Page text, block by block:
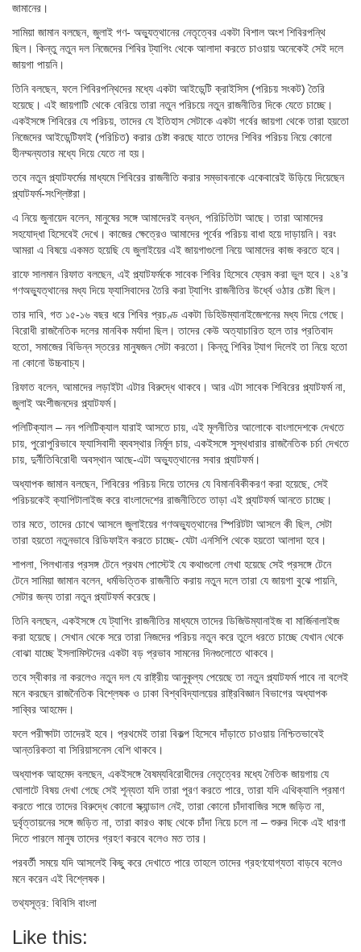
জামানের।
সামিয়া জামান বলছেন, জুলাই গণ- অভ্যুত্থানের নেতৃত্বের একটা বিশাল অংশ শিবিরপন্থি
ছিল। কিন্তু নতুন দল নিজেদের শিবির ট্যাগিং থেকে আলাদা করতে চাওয়ায় অনেকেই সেই দলে
জায়গা পায়নি।
তিনি বলছেন, ফলে শিবিরপন্থিদের মধ্যে একটা আইডেন্টি ক্রাইসিস (পরিচয় সংকট) তৈরি
হয়েছে। এই জায়গাটি থেকে বেরিয়ে তারা নতুন পরিচয়ে নতুন রাজনীতির দিকে যেতে চাচ্ছে।
একইসঙ্গে শিবিরের যে পরিচয়, তাদের যে ইতিহাস সেটাকে একটা গর্বের জায়গা থেকে তারা হয়তো
নিজেদের আইডেন্টিফাই (পরিচিত) করার চেষ্টা করছে যাতে তাদের শিবির পরিচয় নিয়ে কোনো
হীনম্মন্যতার মধ্যে দিয়ে যেতে না হয়।
তবে নতুন প্ল্যাটফর্মের মাধ্যমে শিবিরের রাজনীতি করার সম্ভাবনাকে একেবারেই উড়িয়ে দিয়েছেন
প্ল্যাটফর্ম-সংশ্লিষ্টরা।
এ নিয়ে জুনায়েদ বলেন, মানুষের সঙ্গে আমাদেরই বন্ধন, পরিচিতিটা আছে। তারা আমাদের
সহযোদ্ধা হিসেবেই দেখে। কাজের ক্ষেত্রেও আমাদের পূর্বের পরিচয় বাধা হয়ে দাড়ায়নি। বরং
আমরা এ বিষয়ে একমত হয়েছি যে জুলাইয়ের এই জায়গাগুলো নিয়ে আমাদের কাজ করতে হবে।
রাফে সালমান রিফাত বলছেন, এই প্ল্যাটফর্মকে সাবেক শিবির হিসেবে ফ্রেম করা ভুল হবে। ২৪’র
গণঅভ্যুত্থানের মধ্য দিয়ে ফ্যাসিবাদের তৈরি করা ট্যাগিং রাজনীতির উর্ধ্বে ওঠার চেষ্টা ছিল।
তার দাবি, গত ১৫-১৬ বছর ধরে শিবির প্রচণ্ড একটা ডিহিউম্যানাইজেশনের মধ্য দিয়ে গেছে।
বিরোধী রাজনৈতিক দলের মানবিক মর্যাদা ছিল। তাদের কেউ অত্যাচারিত হলে তার প্রতিবাদ
হতো, সমাজের বিভিন্ন স্তরের মানুষজন সেটা করতো। কিন্তু শিবির ট্যাগ দিলেই তা নিয়ে হতো
না কোনো উচ্চবাচ্য।
রিফাত বলেন, আমাদের লড়াইটা এটার বিরুদ্ধে থাকবে। আর এটা সাবেক শিবিরের প্ল্যাটফর্ম না,
জুলাই অংশীজনদের প্ল্যাটফর্ম।
পলিটিক্যাল – নন পলিটিক্যাল যারাই আসতে চায়, এই মূলনীতির আলোকে বাংলাদেশকে দেখতে
চায়, পুরোপুরিভাবে ফ্যাসিবাদী ব্যবস্থার নির্মূল চায়, একইসঙ্গে সুস্থধারার রাজনৈতিক চর্চা দেখতে
চায়, দুর্নীতিবিরোধী অবস্থান আছে-এটা অভ্যুত্থানের সবার প্ল্যাটফর্ম।
অধ্যাপক জামান বলছেন, শিবিরের পরিচয় দিয়ে তাদের যে বিমানবিকীকরণ করা হয়েছে, সেই
পরিচয়কেই ক্যাপিটালাইজ করে বাংলাদেশের রাজনীতিতে তাড়া এই প্ল্যাটফর্ম আনতে চাচ্ছে।
তার মতে, তাদের চোখে আসলে জুলাইয়ের গণঅভ্যুত্থানের স্পিরিটটা আসলে কী ছিল, সেটা
তারা হয়তো নতুনভাবে রিডিফাইন করতে চাচ্ছে- যেটা এনসিপি থেকে হয়তো আলাদা হবে।
শাপলা, পিলখানার প্রসঙ্গ টেনে প্রথম পোস্টেই যে কথাগুলো লেখা হয়েছে সেই প্রসঙ্গে টেনে
টেনে সামিয়া জামান বলেন, ধর্মভিত্তিক রাজনীতি করায় নতুন দলে তারা যে জায়গা বুঝে পায়নি,
সেটার জন্য তারা নতুন প্ল্যাটফর্ম করেছে।
তিনি বলছেন, একইসঙ্গে যে ট্যাগিং রাজনীতির মাধ্যমে তাদের ডিজিউম্যানাইজ বা মার্জিনালাইজ
করা হয়েছে। সেখান থেকে সরে তারা নিজদের পরিচয় নতুন করে তুলে ধরতে চাচ্ছে যেখান থেকে
বোঝা যাচ্ছে ইসলামিস্টদের একটা বড় প্রভাব সামনের দিনগুলোতে থাকবে।
তবে স্বীকার না করলেও নতুন দল যে রাষ্ট্রীয় আনুকূল্য পেয়েছে তা নতুন প্ল্যাটফর্ম পাবে না বলেই
মনে করছেন রাজনৈতিক বিশ্লেষক ও ঢাকা বিশ্ববিদ্যালয়ের রাষ্ট্রবিজ্ঞান বিভাগের অধ্যাপক
সাব্বির আহমেদ।
ফলে পরীক্ষাটা তাদেরই হবে। প্রথমেই তারা বিকল্প হিসেবে দাঁড়াতে চাওয়ায় নিশ্চিতভাবেই
আন্তরিকতা বা সিরিয়াসনেস বেশি থাকবে।
অধ্যাপক আহমেদ বলছেন, একইসঙ্গে বৈষম্যবিরোধীদের নেতৃত্বের মধ্যে নৈতিক জায়গায় যে
ঘোলাটে বিষয় দেখা গেছে সেই শূন্যতা যদি তারা পূরণ করতে পারে, তারা যদি এথিক্যালি প্রমাণ
করতে পারে তাদের বিরুদ্ধে কোনো স্ক্যান্ডাল নেই, তারা কোনো চাঁদাবাজির সঙ্গে জড়িত না,
দুর্বৃত্তায়নের সঙ্গে জড়িত না, তারা কারও কাছ থেকে চাঁদা নিয়ে চলে না – শুরুর দিকে এই ধারণা
দিতে পারলে মানুষ তাদের গ্রহণ করবে বলেও মত তার।
পরবর্তী সময়ে যদি আসলেই কিছু করে দেখাতে পারে তাহলে তাদের গ্রহণযোগ্যতা বাড়বে বলেও
মনে করেন এই বিশ্লেষক।
তথ্যসূত্র: বিবিসি বাংলা
Like this: